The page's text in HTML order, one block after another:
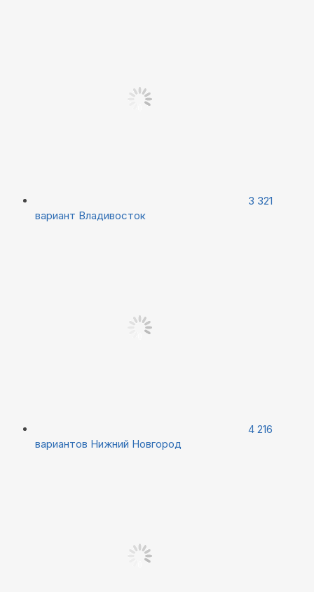
3 321
вариант Владивосток
4 216
вариантов Нижний Новгород